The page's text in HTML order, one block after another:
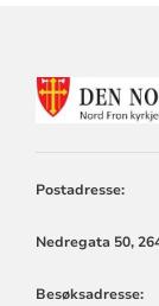
Postadresse:
Nedregata 50,
Besøksadresse: